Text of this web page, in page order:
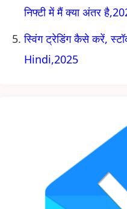
निफ्टी में मैं क्या अंतर
स्विंग ट्रेडिंग कैसे करें,
Hindi,2025